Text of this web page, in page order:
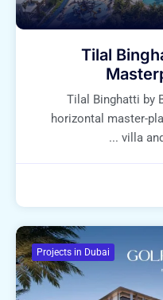
Tilal
Tilal Binghatti by
horizontal master-
villa
Projects in Dubai